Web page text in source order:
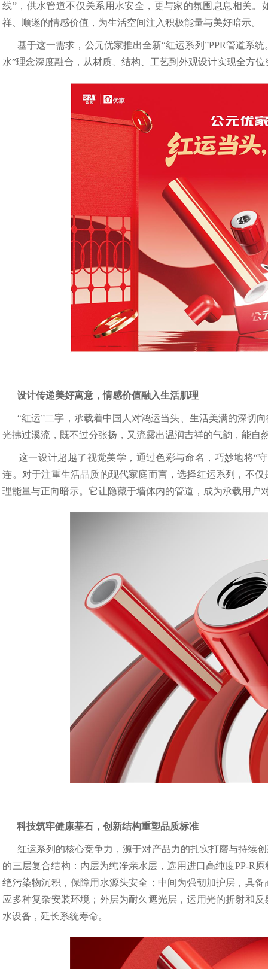
线”，供水管道不仅关系用水安全，更与家的氛围息息相关
祥、顺遂的情感价值，为生活空间注入积极能量与美好暗示。
基于这一需求，公元优家推出全新“红运系列”PPR管道系
水”理念深度融合，从材质、结构、工艺到外观设计实现全方
设计传递美好寓意，情感价值融入生活肌理
“红运”二字，承载着中国人对鸿运当头、生活美满的深切
光拂过溪流，既不过分张扬，又流露出温润吉祥的气韵，能
这一设计超越了视觉美学，通过色彩与命名，巧妙地将“
连。对于注重生活品质的现代家庭而言，选择红运系列，不
理能量与正向暗示。它让隐藏于墙体内的管道，成为承载用户
科技筑牢健康基石，创新结构重塑品质标准
红运系列的核心竞争力，源于对产品力的扎实打磨与持续
的三层复合结构：内层为纯净亲水层，选用进口高纯度PP-R
绝污染物沉积，保障用水源头安全；中间为强韧加护层，具
应多种复杂安装环境；外层为耐久遮光层，运用光的折射和
水设备，延长系统寿命。